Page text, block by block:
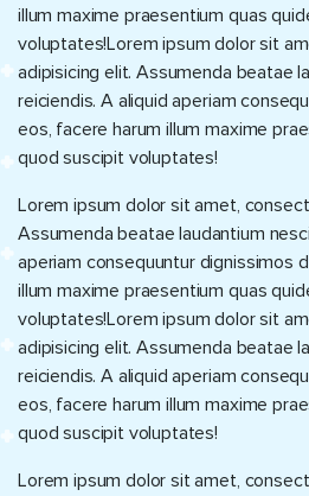
illum maxime praesentium quas
voluptates!Lorem ipsum dolor sit
adipisicing elit. Assumenda beatae
reiciendis. A aliquid aperiam
eos, facere harum illum maxime
quod suscipit voluptates!
Lorem ipsum dolor sit amet,
Assumenda beatae laudantium
aperiam consequuntur dignissimos
illum maxime praesentium quas
voluptates!Lorem ipsum dolor sit
adipisicing elit. Assumenda beatae
reiciendis. A aliquid aperiam
eos, facere harum illum maxime
quod suscipit voluptates!
Lorem ipsum dolor sit amet,